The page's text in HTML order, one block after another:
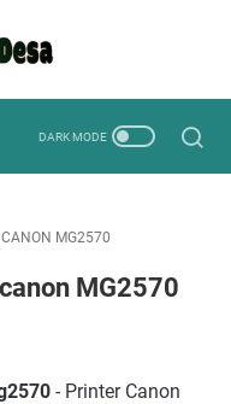
CANON MG2570
MG2570
- Printer Canon